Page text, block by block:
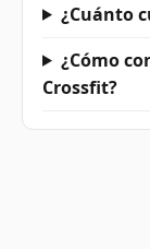
¿Cuánto
¿Cómo
Crossfit?